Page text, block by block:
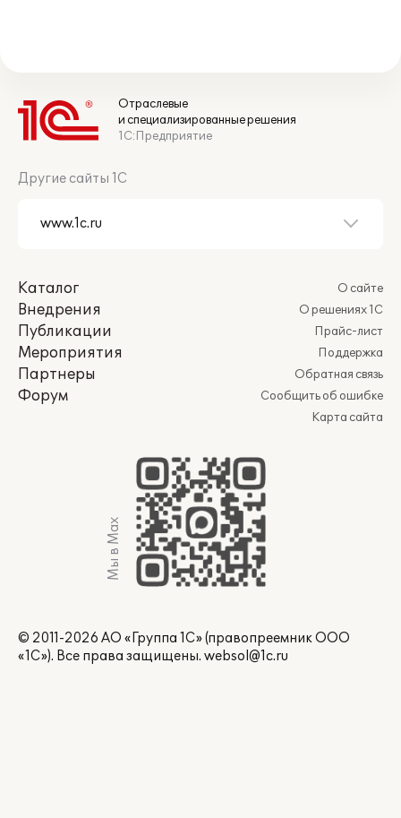
Отраслевые
и специализированные решения
1С:Предприятие
Другие сайты 1С
Каталог
Внедрения
Публикации
Мероприятия
Партнеры
Форум
О сайте
О решениях 1С
Прайс-лист
Поддержка
Обратная связь
Сообщить об ошибке
Карта сайта
Мы в Max
© 2011-2026 АО «Группа 1С» (правопреемник ООО
«1С»). Все права защищены. websol@1c.ru